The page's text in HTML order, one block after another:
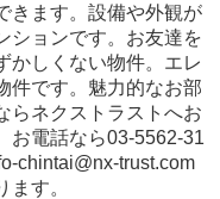
きます。設備や外観が
ションです。お友達を
かしくない物件。エレ
件です。魅力的なお部
らネクストラストへお
お電話なら03-5562-31
chintai@nx-trust.com
ます。